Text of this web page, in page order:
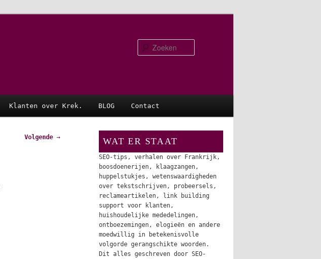
Klanten over Krek. BLOG Contact
Volgende → WAT ER STAAT
SEO-tips, verhalen over Frankrijk,
boosdoenerijen, klaagzangen,
huppelstukjes, wetenswaardigheden
over tekstschrijven, probeersels,
reclameartikelen, link building
support voor klanten,
huishoudelijke mededelingen,
ontboezemingen, elogieën en andere
moedwillig in betekenisvolle
volgorde gerangschikte woorden.
Dit alles geschreven door SEO-